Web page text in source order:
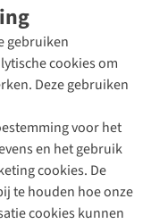
gebruiken
cookies om
Deze gebruiken
voor het
en het gebruik
cookies. De
te houden hoe onze
cookies kunnen